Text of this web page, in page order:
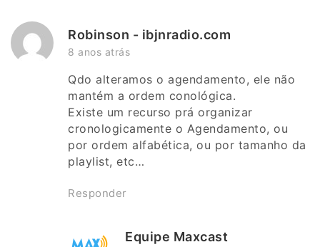
Robinson - ibjnradio.com
8 anos atrás
Qdo alteramos o agendamento, ele não
mantém a ordem conológica.
Existe um recurso prá organizar
cronologicamente o Agendamento, ou
por ordem alfabética, ou por tamanho da
playlist, etc…
Responder
Equipe Maxcast